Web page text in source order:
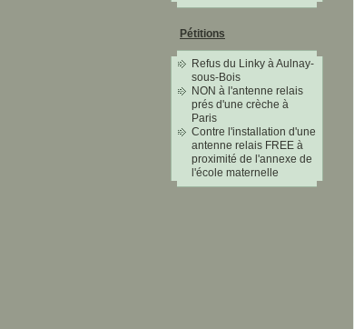
Pétitions
Refus du Linky à Aulnay-
sous-Bois
NON à l'antenne relais
prés d'une crèche à
Paris
Contre l'installation d'une
antenne relais FREE à
proximité de l'annexe de
l'école maternelle